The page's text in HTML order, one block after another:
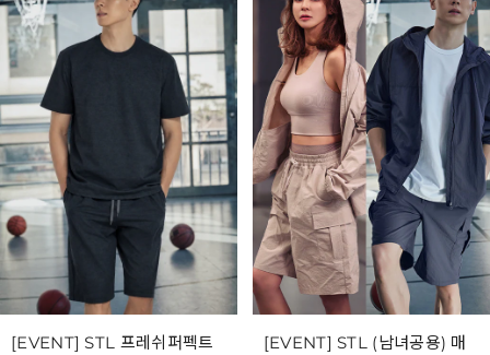
[EVENT] STL 프레쉬퍼펙트
[EVENT] STL (남녀공용) 매